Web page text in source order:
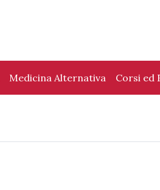
Medicina Alternativa Corsi ed